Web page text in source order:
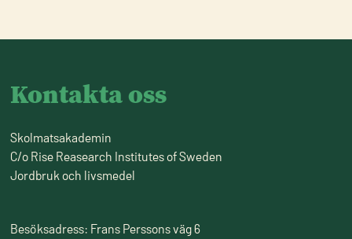
Kontakta oss
Skolmatsakademin
C/o Rise Reasearch Institutes of Sweden
Jordbruk och livsmedel
Besöksadress: Frans Perssons väg 6